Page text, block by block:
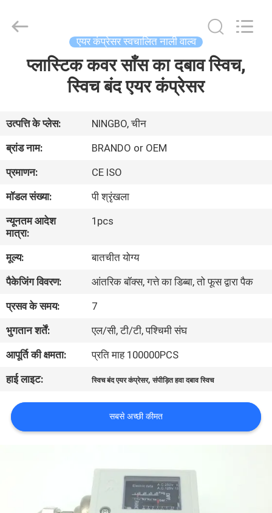
हमारे
बारे
कारखाने
दौरा
गुणवत्ता
नियंत्रण
हमसे
संपर्क
करें
एयर कंप्रेसर स्वचालित नाली वाल्व
प्लास्टिक कवर साँस का दबाव स्विच,
स्विच बंद एयर कंप्रेसर
उत्पत्ति के प्लेस:
NINGBO, चीन
ब्रांड नाम:
BRANDO or OEM
प्रमाणन:
CE ISO
मॉडल संख्या:
पी श्रृंखला
न्यूनतम आदेश
मात्रा:
1pcs
मूल्य:
बातचीत योग्य
पैकेजिंग विवरण:
आंतरिक बॉक्स, गत्ते का डिब्बा, तो फूस द्वारा पैक
प्रसव के समय:
7
भुगतान शर्तें:
एल/सी, टी/टी, पश्चिमी संघ
आपूर्ति की क्षमता:
प्रति माह 100000PCS
हाई लाइट:
स्विच बंद एयर कंप्रेसर,संपीड़ित हवा दबाव स्विच
सबसे अच्छी कीमत